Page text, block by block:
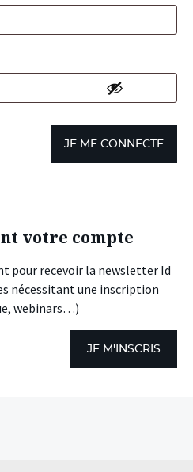
JE ME CONNECTE
votre compte
pour recevoir la newsletter Id
nécessitant une inscription
webinars…)
JE M'INSCRIS